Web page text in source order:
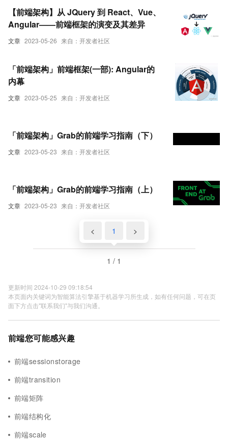
文章 2023-05-26 来自：开发者社区
【前端架构】从 JQuery 到 React、Vue、
Angular——前端框架的演变及其差异
文章 2023-05-25 来自：开发者社区
「前端架构」前端框架(一部): Angular的
内幕
文章 2023-05-23 来自：开发者社区
「前端架构」Grab的前端学习指南（下）
文章 2023-05-23 来自：开发者社区
「前端架构」Grab的前端学习指南（上）
< 1 >
1 / 1
更新时间 2024-10-29 09:18:54
本页面内关键词为智能算法引擎基于机器学习所生成，如有任何问题，可在页
面下方点击"联系我们"与我们沟通。
前端您可能感兴趣
前端sessionstorage
前端transition
前端矩阵
前端结构化
前端scale